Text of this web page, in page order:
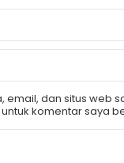
email, dan situs web
komentar saya